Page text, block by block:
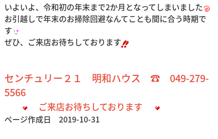
いよいよ、令和初の年末まで2か月となってしまいました
お引越しで年末のお掃除回避なんてことも間に合う時期で
す
ぜひ、ご来店お待ちしております
センチュリー２１ 明和ハウス ☎ 049-279-
5566
ご来店お待ちしております
ページ作成日 2019-10-31